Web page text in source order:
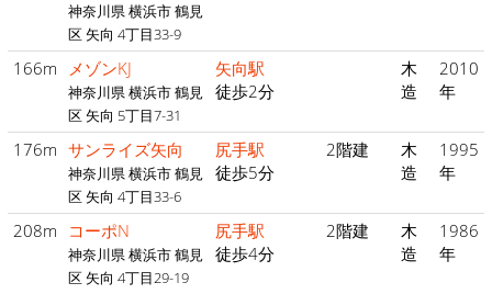
神奈川県 横浜市 鶴見
区 矢向 4丁目33-9
166m メゾンKJ
神奈川県 横浜市 鶴見
区 矢向 5丁目7-31
矢向駅
徒歩2分
木
造
2010
年
176m サンライズ矢向
神奈川県 横浜市 鶴見
区 矢向 4丁目33-6
尻手駅
徒歩5分
2階建
木
造
1995
年
208m コーポN
神奈川県 横浜市 鶴見
区 矢向 4丁目29-19
尻手駅
徒歩4分
2階建
木
造
1986
年